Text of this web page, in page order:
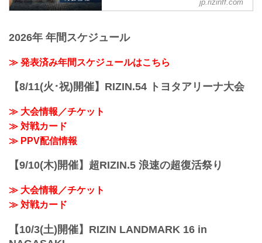
が以下に変更となりました。
変更後：4月29日（祝・土）
【Trailer】RIZIN LANDMARK 5 in
YOYOGI
16:00開始
終了予定時間
jp.rizinff.com
2026年 年間スケジュール
≫ 発表済み年間スケジュールはこちら
【8/11(火･祝)開催】RIZIN.54 トヨタアリーナ大会
≫ 大会情報／チケット
≫ 対戦カード
≫ PPV配信情報
【9/10(木)開催】超RIZIN.5 浪速の超復活祭り
≫ 大会情報／チケット
≫ 対戦カード
【10/3(土)開催】RIZIN LANDMARK 16 in